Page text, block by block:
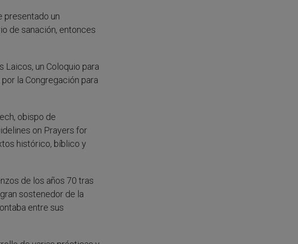
presentado un
de sanación, entonces
Laicos, un Coloquio para
la Congregación para
obispo de
on Prayers for
histórico, bíblico y
de los años 70 tras
sostenedor de la
entre sus